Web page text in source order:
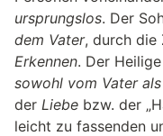
ursprungslos. Der
dem Vater, durch die
Erkennen. Der
sowohl vom Vater
der Liebe bzw. der
leicht zu fassenden